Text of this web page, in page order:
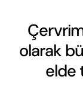
olarak
elde